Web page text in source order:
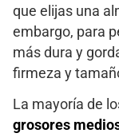
que elijas una
embargo, para
más dura y
firmeza y
La mayoría de
grosores